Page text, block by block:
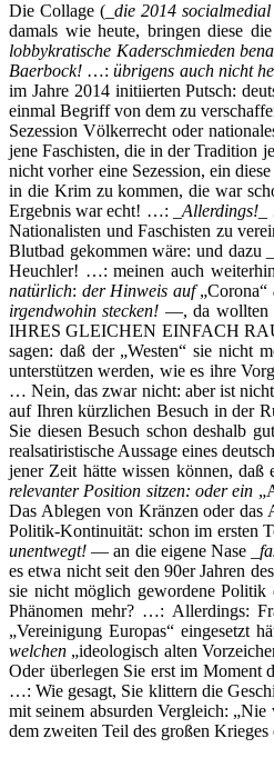
Die Collage (_die 2014
damals wie heute, bringen diese
lobbykratische Kaderschmieden
Baerbock! …:übrigens auch nicht
im Jahre 2014 initiierten Putsch:
einmal Begriff von dem zu
Sezession Völkerrecht oder
jene Faschisten, die in der Tradition
nicht vorher eine Sezession, ein
in die Krim zu kommen, die war
Ergebnis war echt! …: _ Allerdings!_
Nationalisten und Faschisten zu
Blutbad gekommen wäre: und dazu _
Heuchler! …: meinen auch
natürlich: der Hinweis auf„Corona“
irgendwohin stecken! —, da wollten
IHRES GLEICHEN EINFACH
sagen: daß der „Westen“ sie nicht
unterstützen werden, wie es ihre
… Nein, das zwar nicht: aber ist
auf Ihren kürzlichen Besuch in der
Sie diesen Besuch schon deshalb
realsatiristische Aussage eines
jener Zeit hätte wissen können,
relevanter Position sitzen: oder ein
Das Ablegen von Kränzen oder das
Politik-Kontinuität: schon im ersten
unentwegt! — an die eigene Nase _
es etwa nicht seit den 90er Jahren
sie nicht möglich gewordene Politik
Phänomen mehr? …: Allerdings:
„Vereinigung Europas“ eingesetzt
welchen „ideologisch alten
Oder überlegen Sie erst im Moment
…: Wie gesagt, Sie klittern die
mit seinem absurden Vergleich: „Nie
dem zweiten Teil des großen